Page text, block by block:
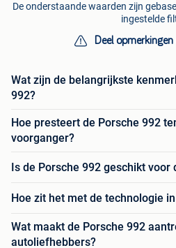
De onderstaande waarden zijn
ingestelde
Deel
Wat zijn de belangrijkste
992?
Hoe presteert de Porsche 992
voorganger?
Is de Porsche 992 geschikt voor
Hoe zit het met de technologie
Wat maakt de Porsche 992
autoliefhebbers?